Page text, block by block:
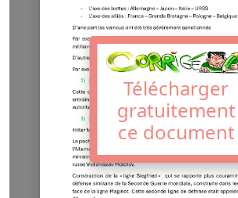
Télécharger
gratuitement
ce document